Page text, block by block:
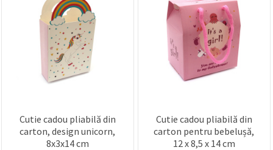
Cutie cadou pliabilă din
carton, design unicorn,
8x3x14 cm
Cutie cadou pliabilă din
carton pentru bebelușă,
12 x 8,5 x 14 cm